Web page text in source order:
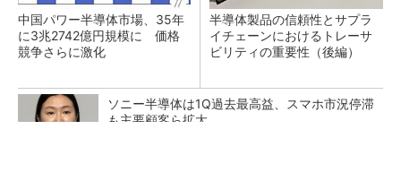
中国パワー半導体市場、35年
に3兆2742億円規模に 価格
競争さらに激化
半導体製品の信頼性とサプラ
イチェーンにおけるトレーサ
ビリティの重要性（後編）
ソニー半導体は1Q過去最高益、スマホ市況停滞
も主要顧客ら拡大